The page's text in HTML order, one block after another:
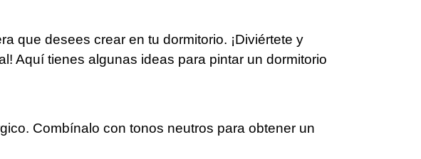
que desees crear en tu dormitorio. ¡Diviértete y
Aquí tienes algunas ideas para pintar un dormitorio
Combínalo con tonos neutros para obtener un